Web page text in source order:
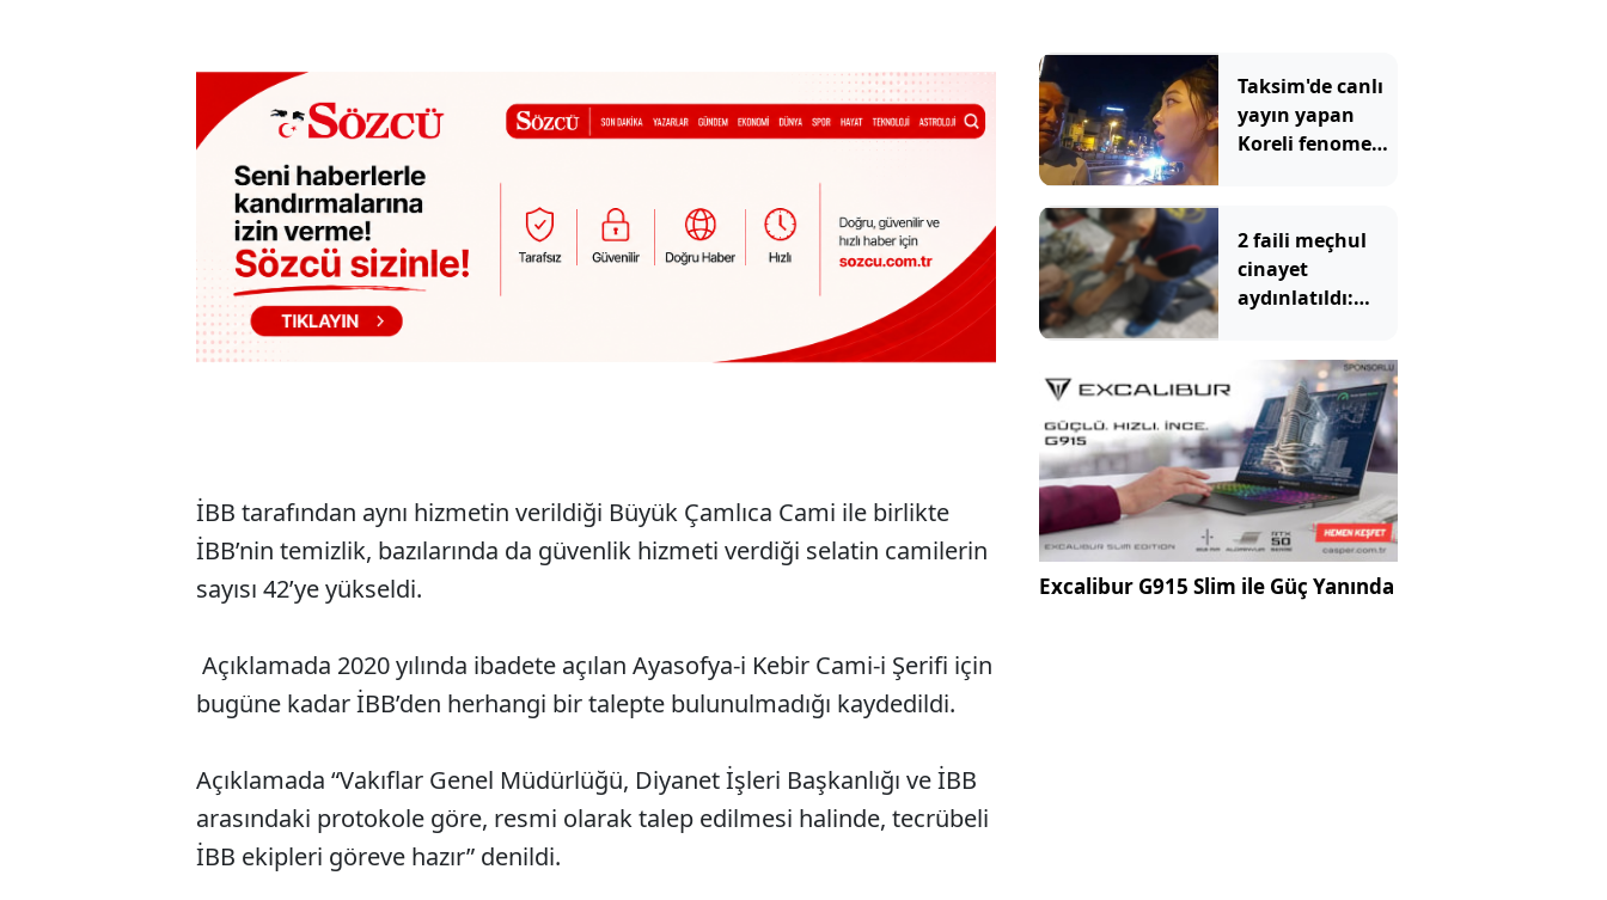
İBB tarafından aynı hizmetin verildiği Büyük Çamlıca Cami ile birlikte
İBB’nin temizlik, bazılarında da güvenlik hizmeti verdiği selatin camilerin
sayısı 42’ye yükseldi.
Açıklamada 2020 yılında ibadete açılan Ayasofya-i Kebir Cami-i Şerifi için
bugüne kadar İBB’den herhangi bir talepte bulunulmadığı kaydedildi.
Açıklamada “Vakıflar Genel Müdürlüğü, Diyanet İşleri Başkanlığı ve İBB
arasındaki protokole göre, resmi olarak talep edilmesi halinde, tecrübeli
İBB ekipleri göreve hazır” denildi.
Taksim'de canlı
yayın yapan
Koreli fenomene
2 faili meçhul
cinayet
aydınlatıldı:
duyurdu
Excalibur G915 Slim ile Güç Yanında